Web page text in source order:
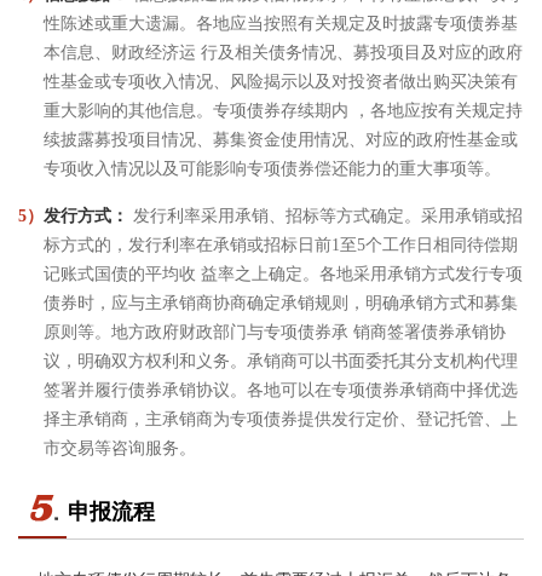
性陈述或重大遗漏。各地应当按照有关规定及时披露专项债券基
本信息、财政经济运 行及相关债务情况、募投项目及对应的政府
性基金或专项收入情况、风险揭示以及对投资者做出购买决策有
重大影响的其他信息。专项债券存续期内 ，各地应按有关规定持
续披露募投项目情况、募集资金使用情况、对应的政府性基金或
专项收入情况以及可能影响专项债券偿还能力的重大事项等。
5） 发行方式： 发行利率采用承销、招标等方式确定。采用承销或招
标方式的，发行利率在承销或招标日前1至5个工作日相同待偿期
记账式国债的平均收 益率之上确定。各地采用承销方式发行专项
债券时，应与主承销商协商确定承销规则，明确承销方式和募集
原则等。地方政府财政部门与专项债券承 销商签署债券承销协
议，明确双方权利和义务。承销商可以书面委托其分支机构代理
签署并履行债券承销协议。各地可以在专项债券承销商中择优选
择主承销商，主承销商为专项债券提供发行定价、登记托管、上
市交易等咨询服务。
申报流程